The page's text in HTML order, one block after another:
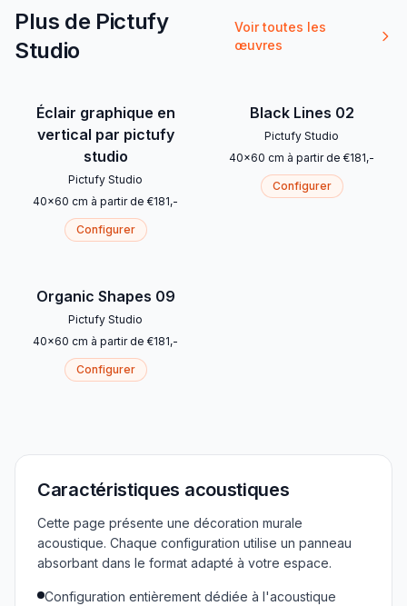
Plus de Pictufy
Studio
Voir toutes les
œuvres
Éclair graphique en
vertical par pictufy
studio
Pictufy Studio
40x60 cm à partir de €181,-
Configurer
Black Lines 02
Pictufy Studio
40x60 cm à partir de €181,-
Configurer
Organic Shapes 09
Pictufy Studio
40x60 cm à partir de €181,-
Configurer
Caractéristiques acoustiques
Cette page présente une décoration murale
acoustique. Chaque configuration utilise un panneau
absorbant dans le format adapté à votre espace.
Configuration entièrement dédiée à l'acoustique